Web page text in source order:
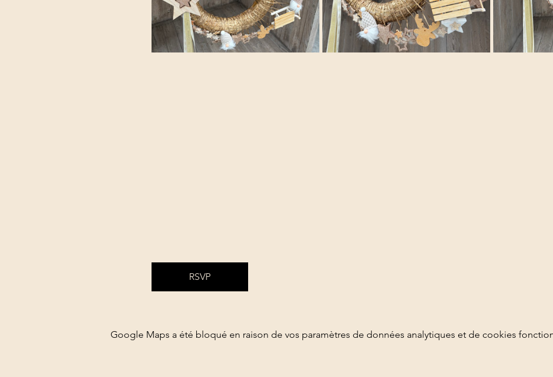
RSVP
Google Maps a été bloqué en raison de vos paramètres de données analytiques et de cookies